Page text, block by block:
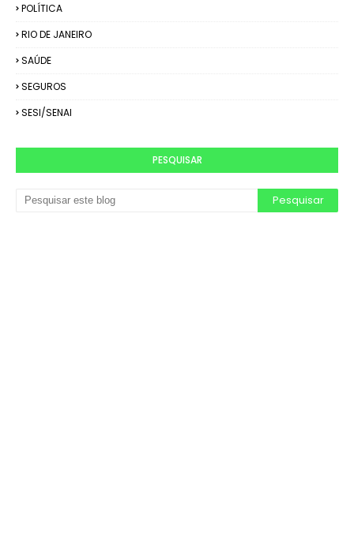
POLÍTICA
RIO DE JANEIRO
SAÚDE
SEGUROS
SESI/SENAI
PESQUISAR